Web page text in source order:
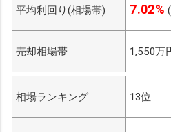
平均利回り(相場帯) 7.02% (
売却相場帯 1,550万
相場ランキング 13位